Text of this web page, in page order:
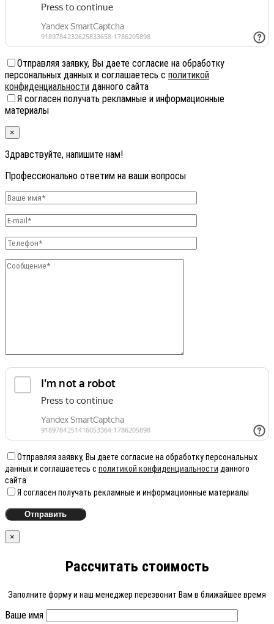
Отправляя заявку, Вы даете согласие на обработку
персональных данных и соглашаетесь с политикой
конфиденциальности данного сайта
Я согласен получать рекламные и информационные
материалы
×
Здравствуйте, напишите нам!
Профессионально ответим на ваши вопросы
Отправляя заявку, Вы даете согласие на обработку персональных
данных и соглашаетесь с политикой конфиденциальности данного
сайта
Я согласен получать рекламные и информационные материалы
×
Рассчитать стоимость
Заполните форму и наш менеджер перезвонит Вам в ближайшее время
Ваше имя